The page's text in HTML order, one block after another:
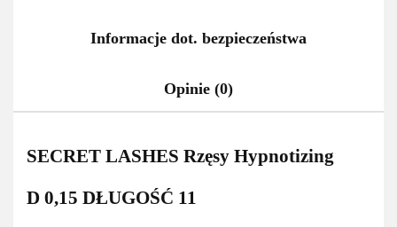
Informacje dot. bezpieczeństwa
Opinie (0)
SECRET LASHES Rzęsy Hypnotizing
D 0,15 DŁUGOŚĆ 11